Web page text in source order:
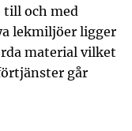
till och med
lekmiljöer ligger
material vilket
går